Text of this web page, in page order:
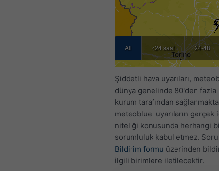
All <24 saat 24-48
Şiddetli hava uyarıları,
dünya genelinde 80'den fazla
kurum tarafından
meteoblue, uyarıların gerçek
niteliği konusunda herhangi
sorumluluk kabul etmez.
Bildirim formu üzerinden
ilgili birimlere iletilecektir.